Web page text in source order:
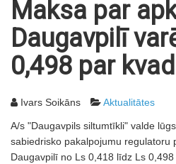
Maksa par
Daugavpilī
0,498 par
Ivars Soikāns Aktualitātes
A/s "Daugavpils siltumtīkli" valde
sabiedrisko pakalpojumu regulatoru
Daugavpilī no Ls 0,418 līdz Ls